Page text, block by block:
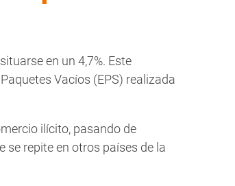
en un 4,7%. Este
Vacíos (EPS) realizada
ilícito, pasando de
se repite en otros países de la